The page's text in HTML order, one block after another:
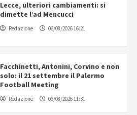
Lecce, ulteriori cambiamenti: si
dimette l’ad Mencucci
Redazione 06/08/2026 16:21
Facchinetti, Antonini, Corvino e non
solo: il 21 settembre il Palermo
Football Meeting
Redazione 06/08/2026 11:31